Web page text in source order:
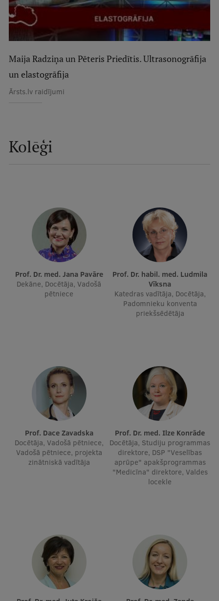
Fakultātes
Mūsu cilvēki
Stratēģija
Struktūra
Vēsture un tradīcijas
Aula
Muzeji un ekspozīcijas
Reitingi
Virtuālā tūre
Ilgtspējīga attīstība
Studiju un vides pieejamība
Dati par 2025. gadu
Ētikas un līdztiesības mācības
Atvērtā universitāte
Sagatavošanas kursi
Profesionālās pilnveides kursi
ESF kvalifikācijas celšanas kursi
Pētniecība
Zinātniskie institūti un laboratorijas
Maija Radziņa un Pēteris Priedītis. Ultrasonogrāfija
un elastogrāfija
Ārsts.lv raidījumi
Kolēģi
Prof. Dr. med. Jana Pavāre
Dekāne, Docētāja, Vadošā
pētniece
Prof. Dr. habil. med. Ludmila
Vīksna
Katedras vadītāja, Docētāja,
Padomnieku konventa
priekšsēdētāja
Prof. Dace Zavadska
Docētāja, Vadošā pētniece,
Vadošā pētniece, projekta
zinātniskā vadītāja
Prof. Dr. med. Ilze Konrāde
Docētāja, Studiju programmas
direktore, DSP "Veselības
aprūpe" apakšprogrammas
"Medicīna" direktore, Valdes
locekle